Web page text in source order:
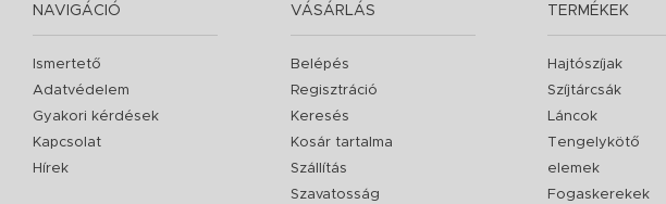
NAVIGÁCIÓ
Ismertető
Adatvédelem
Gyakori kérdések
Kapcsolat
Hírek
VÁSÁRLÁS
Belépés
Regisztráció
Keresés
Kosár tartalma
Szállítás
Szavatosság
TERMÉKEK
Hajtószíjak
Szíjtárcsák
Láncok
Tengelykötő
elemek
Fogaskerekek